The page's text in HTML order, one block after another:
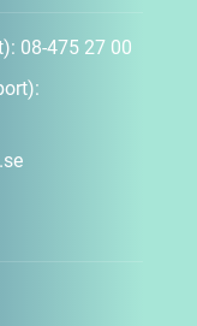
08-475 27 00